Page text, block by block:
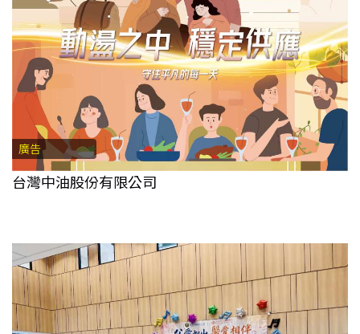
廣告
台灣中油股份有限公司